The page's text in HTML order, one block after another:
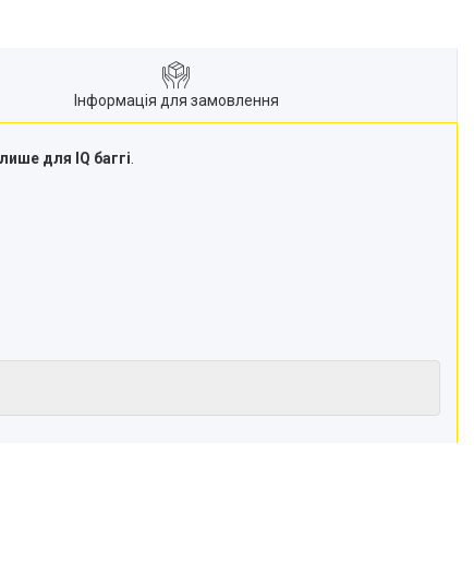
Інформація для замовлення
для IQ баггі